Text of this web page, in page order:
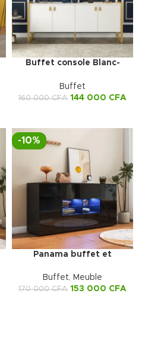
Buffet console Blanc-
Buffet
160 000CFA 144 000 CFA
-10%
Panama buffet et
Buffet, Meuble
170 000CFA 153 000 CFA